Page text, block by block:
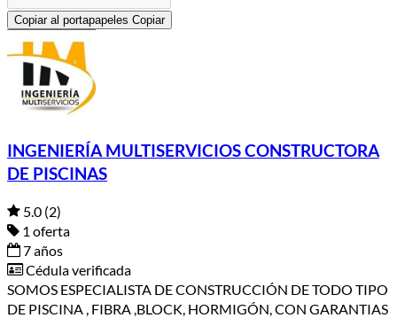
Copiar al portapapeles Copiar
INGENIERÍA MULTISERVICIOS CONSTRUCTORA
DE PISCINAS
5.0 (2)
1 oferta
7 años
Cédula verificada
SOMOS ESPECIALISTA DE CONSTRUCCIÓN DE TODO TIPO
DE PISCINA , FIBRA ,BLOCK, HORMIGÓN, CON GARANTIAS